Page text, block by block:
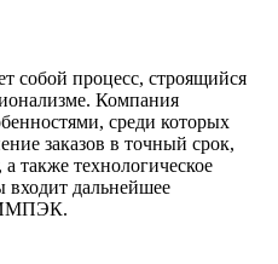
собой процесс, строящийся
Компания
среди которых
заказов в точный срок,
также технологическое
дальнейшее
ИМПЭК.